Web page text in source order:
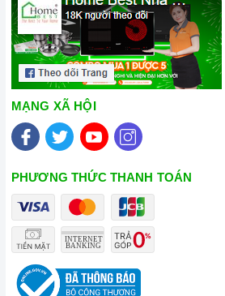
MẠNG XÃ HỘI
PHƯƠNG THỨC THANH TOÁN